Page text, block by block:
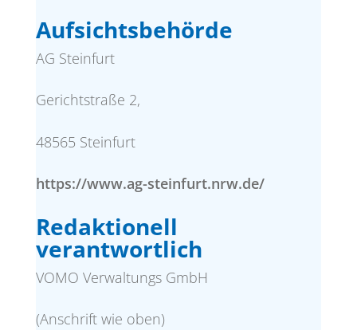
Aufsichtsbehörde
AG Steinfurt
Gerichtstraße 2,
48565 Steinfurt
https://www.ag-steinfurt.nrw.de/
Redaktionell
verantwortlich
VOMO Verwaltungs GmbH
(Anschrift wie oben)